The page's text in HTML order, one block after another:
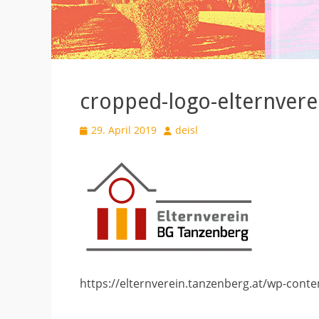
cropped-logo-
Veröffentlicht
29. April 2019 Autor
deisl
https://elternverein.tanzenberg.at/wp-